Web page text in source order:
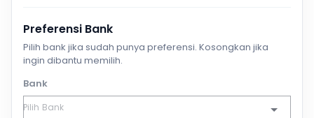
Preferensi Bank
Pilih bank jika sudah punya preferensi. Kosongkan jika
ingin dibantu memilih.
Bank